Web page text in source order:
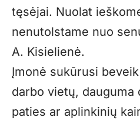
tęsėjai. Nuolat
nenutolstame nuo
A. Kisielienė.
Įmonė sukūrusi
darbo vietų, dauguma
paties ar aplinkinių